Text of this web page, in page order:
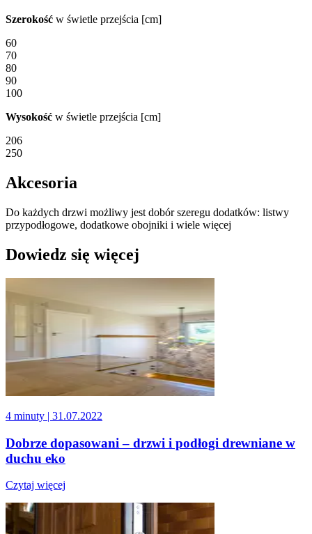
Szerokość w świetle przejścia [cm]
60
70
80
90
100
Wysokość w świetle przejścia [cm]
206
250
Akcesoria
Do każdych drzwi możliwy jest dobór szeregu dodatków: listwy
przypodłogowe, dodatkowe obojniki i wiele więcej
Dowiedz się więcej
4 minuty | 31.07.2022
Dobrze dopasowani – drzwi i podłogi drewniane w
duchu eko
Czytaj więcej